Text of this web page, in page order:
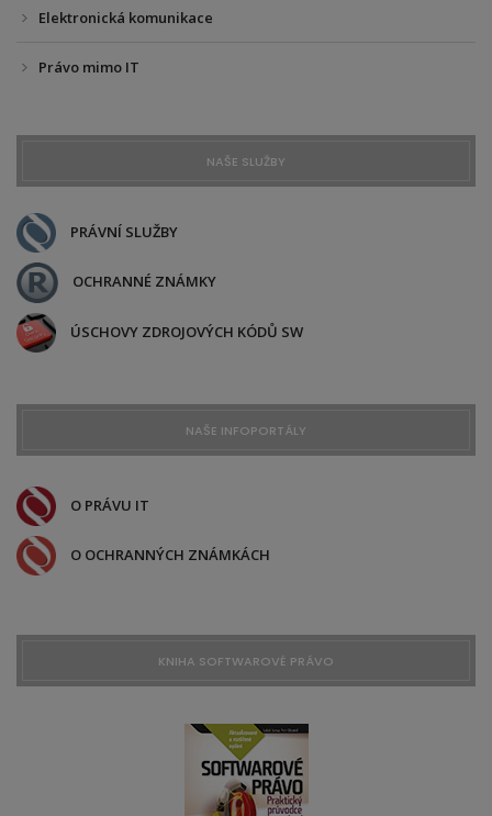
Elektronická komunikace
Právo mimo IT
NAŠE SLUŽBY
PRÁVNÍ SLUŽBY
OCHRANNÉ ZNÁMKY
ÚSCHOVY ZDROJOVÝCH KÓDŮ SW
NAŠE INFOPORTÁLY
O PRÁVU IT
O OCHRANNÝCH ZNÁMKÁCH
KNIHA SOFTWAROVÉ PRÁVO